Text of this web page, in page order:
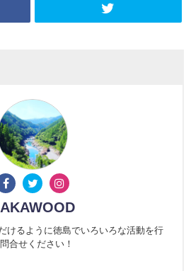
けるように徳島でいろいろな活動を行
合せください！